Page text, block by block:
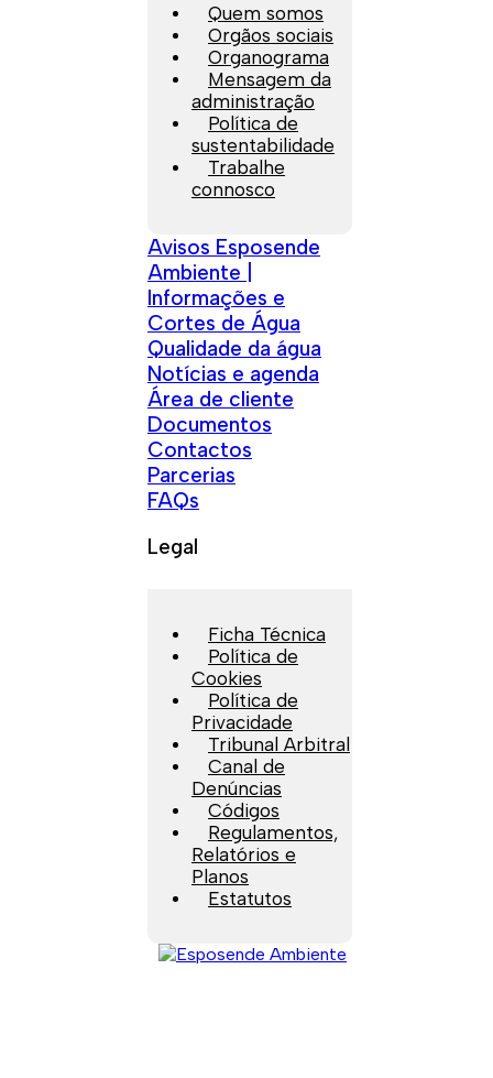
Quem somos
Orgãos sociais
Organograma
Mensagem da
administração
Política de
sustentabilidade
Trabalhe
connosco
Avisos Esposende
Ambiente |
Informações e
Cortes de Água
Qualidade da água
Notícias e agenda
Área de cliente
Documentos
Contactos
Parcerias
FAQs
Legal
Ficha Técnica
Política de
Cookies
Política de
Privacidade
Tribunal Arbitral
Canal de
Denúncias
Códigos
Regulamentos,
Relatórios e
Planos
Estatutos